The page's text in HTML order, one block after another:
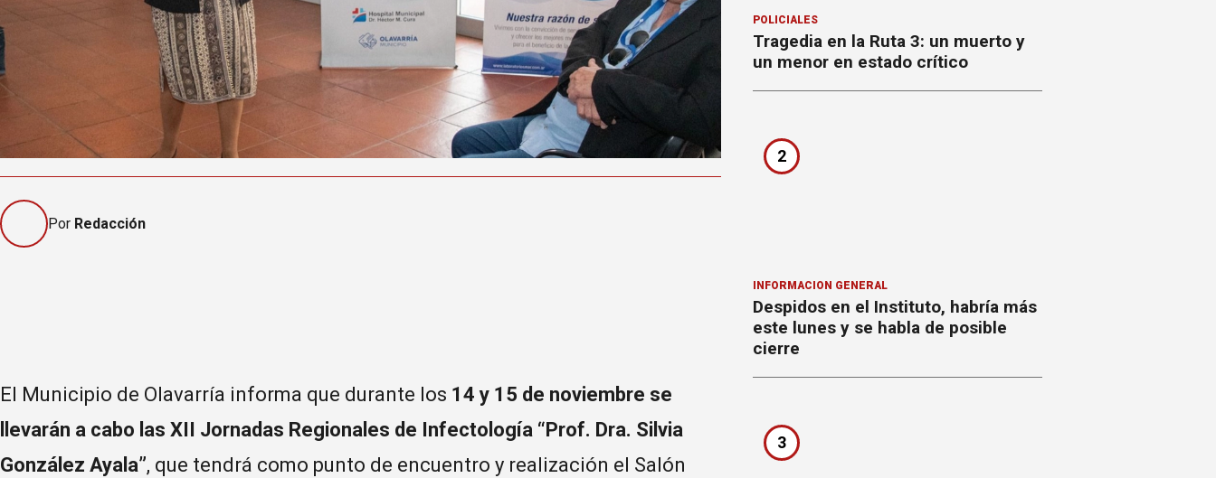
Por Redacción
El Municipio de Olavarría informa que durante los 14 y 15 de noviembre se
llevarán a cabo las XII Jornadas Regionales de Infectología “Prof. Dra. Silvia
González Ayala”, que tendrá como punto de encuentro y realización el Salón
POLICIALES
Tragedia en la Ruta 3: un muerto y
un menor en estado crítico
2
INFORMACION GENERAL
Despidos en el Instituto, habría más
este lunes y se habla de posible
cierre
3